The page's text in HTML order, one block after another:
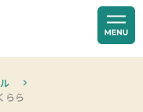
らら